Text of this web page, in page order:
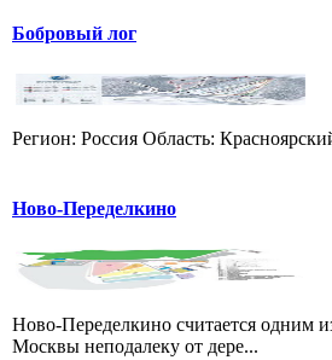
Бобровый лог
Регион: Россия Область:
Ново-Переделкино
Ново-Переделкино считается одним
Москвы неподалеку от дере...